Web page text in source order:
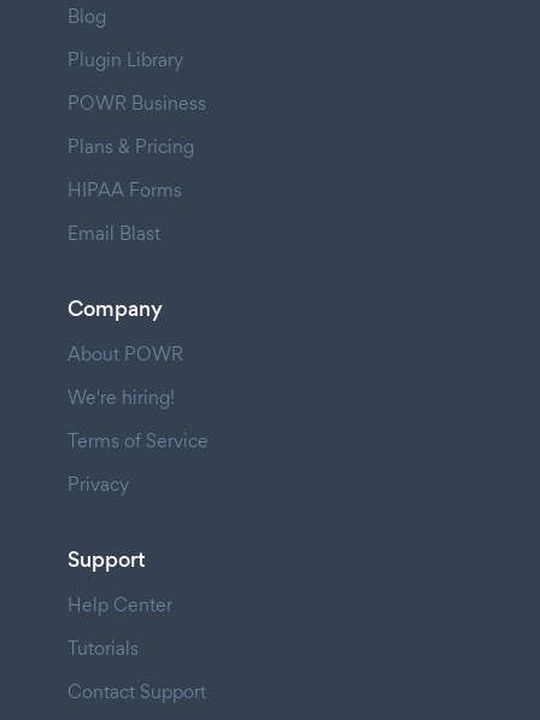
Blog
Plugin Library
POWR Business
Plans & Pricing
HIPAA Forms
Email Blast
Company
About POWR
We're hiring!
Terms of Service
Privacy
Support
Help Center
Tutorials
Contact Support